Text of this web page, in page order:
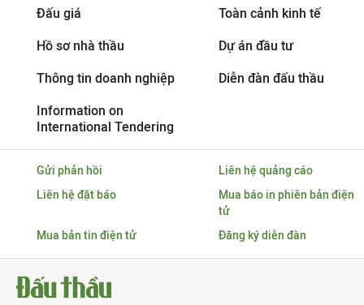
Đấu giá Toàn cảnh kinh tế
Hồ sơ nhà thầu Dự án đầu tư
Thông tin doanh nghiệp Diễn đàn đấu thầu
Information on
International Tendering
Gửi phản hồi
Liên hệ quảng cáo
Liên hệ đặt báo
Mua báo in phiên bản điện
tử
Mua bản tin điện tử
Đăng ký diễn đàn